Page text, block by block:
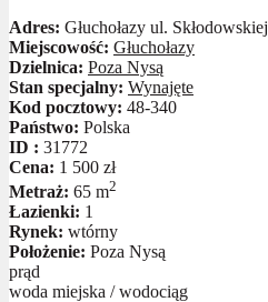
Adres: Głuchołazy ul. Skłodowskiej
Miejscowość: Głuchołazy
Dzielnica: Poza Nysą
Stan specjalny: Wynajęte
Kod pocztowy: 48-340
Państwo: Polska
ID : 31772
Cena: 1 500 zł
Metraż: 65 m2
Łazienki: 1
Rynek: wtórny
Położenie: Poza Nysą
prąd
woda miejska / wodociąg